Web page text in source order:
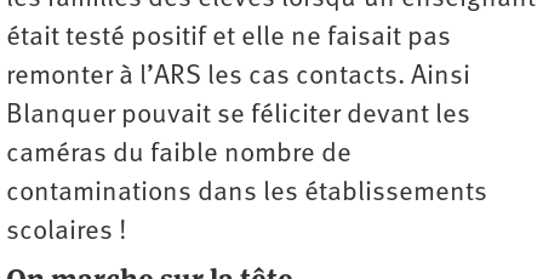
était testé positif et elle ne faisait pas
remonter à l’ARS les cas contacts. Ainsi
Blanquer pouvait se féliciter devant les
caméras du faible nombre de
contaminations dans les établissements
scolaires !